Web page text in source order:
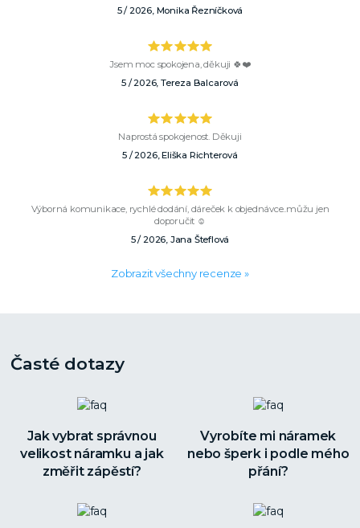
5 / 2026, Monika Řezníčková
Jsem moc spokojena, děkuji 🍀❤️
5 / 2026, Tereza Balcarová
Naprostá spokojenost. Děkuji
5 / 2026, Eliška Richterová
Výborná komunikace, rychlé dodání, dáreček k objednávce..můžu jen
doporučit ☺️
5 / 2026, Jana Šteflová
Zobrazit všechny recenze »
Časté dotazy
Jak vybrat správnou
velikost náramku a jak
změřit zápěstí?
Vyrobíte mi náramek
nebo šperk i podle mého
přání?